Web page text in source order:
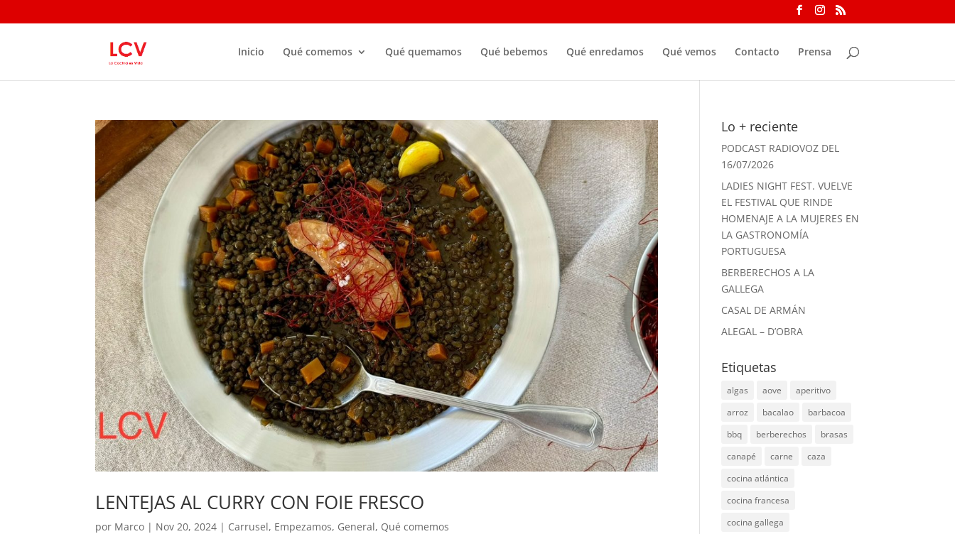
Inicio Qué comemos Qué quemamos Qué bebemos Qué enredamos Qué vemos Contacto Prensa
LENTEJAS AL CURRY CON FOIE FRESCO
por Marco | Nov 20, 2024 | Carrusel, Empezamos, General, Qué comemos
Lo + reciente
PODCAST RADIOVOZ DEL
16/07/2026
LADIES NIGHT FEST. VUELVE
EL FESTIVAL QUE RINDE
HOMENAJE A LA MUJERES EN
LA GASTRONOMÍA
PORTUGUESA
BERBERECHOS A LA
GALLEGA
CASAL DE ARMÁN
ALEGAL – D’OBRA
Etiquetas
algas aove
aperitivo
arroz
bacalao
barbacoa
bbq
berberechos
brasas
canapé
carne
caza
cocina atlántica
cocina francesa
cocina gallega